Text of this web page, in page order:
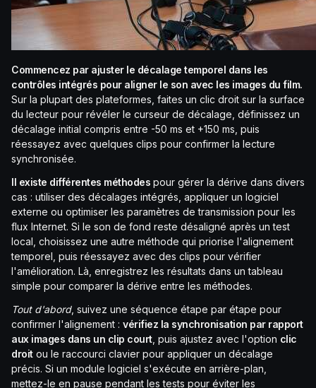
Commencez par ajuster le décalage temporel dans les
contrôles intégrés pour aligner le son avec les images du film.
Sur la plupart des plateformes, faites un clic droit sur la surface
du lecteur pour révéler le curseur de décalage, définissez un
décalage initial compris entre -50 ms et +150 ms, puis
réessayez avec quelques clips pour confirmer la lecture
synchronisée.
Il existe différentes méthodes pour gérer la dérive dans divers
cas : utiliser des décalages intégrés, appliquer un logiciel
externe ou optimiser les paramètres de transmission pour les
flux Internet. Si le son de fond reste désaligné après un test
local, choisissez une autre méthode qui priorise l'alignement
temporel, puis réessayez avec des clips pour vérifier
l'amélioration. Là, enregistrez les résultats dans un tableau
simple pour comparer la dérive entre les méthodes.
Tout d'abord, suivez une séquence étape par étape pour
confirmer l'alignement : vérifiez la synchronisation par rapport
aux images dans un clip court, puis ajustez avec l'option clic
droitou le raccourci clavier pour appliquer un décalage
précis. Si un module logiciel s'exécute en arrière-plan,
mettez-le en pause pendant les tests pour éviter les